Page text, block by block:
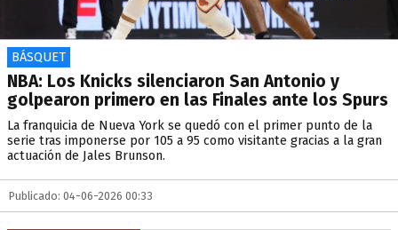
BÁSQUET
NBA: Los Knicks silenciaron San Antonio y
golpearon primero en las Finales ante los Spurs
La franquicia de Nueva York se quedó con el primer punto de la
serie tras imponerse por 105 a 95 como visitante gracias a la gran
actuación de Jales Brunson.
Publicado: 04-06-2026 00:33